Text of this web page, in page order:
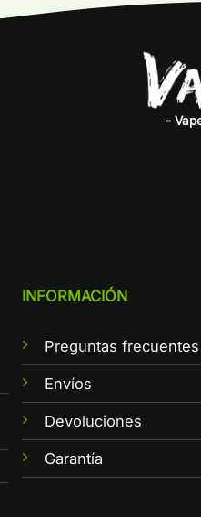
-
INFORMACIÓN
Preguntas frecuentes
Envíos
Devoluciones
Garantía